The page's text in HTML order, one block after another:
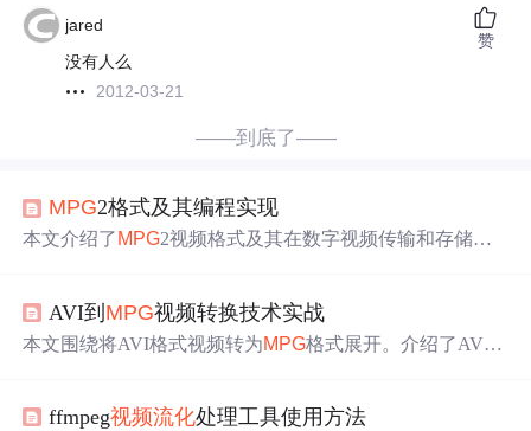
jared
没有人么
2012-03-21
赞
——到底了——
MPG2格式及其编程实现
本文介绍了 MPG2视频格式及其在数字视频传输和存储中
频文件的打开、帧的读取和释放，为实际应用中的视频处
理提供了基础。
AVI到 MPG视频转换技术实战
本文围绕将AVI格式视频转为MPG格式展开。介绍了AVI
散余弦变换技术，分析转换优势及不同场景应用案例，实
ffmpeg视频流化处理工具使用方法